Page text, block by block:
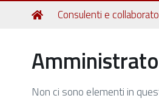
Tu
Home
Consulenti e
Non ci sono elementi in